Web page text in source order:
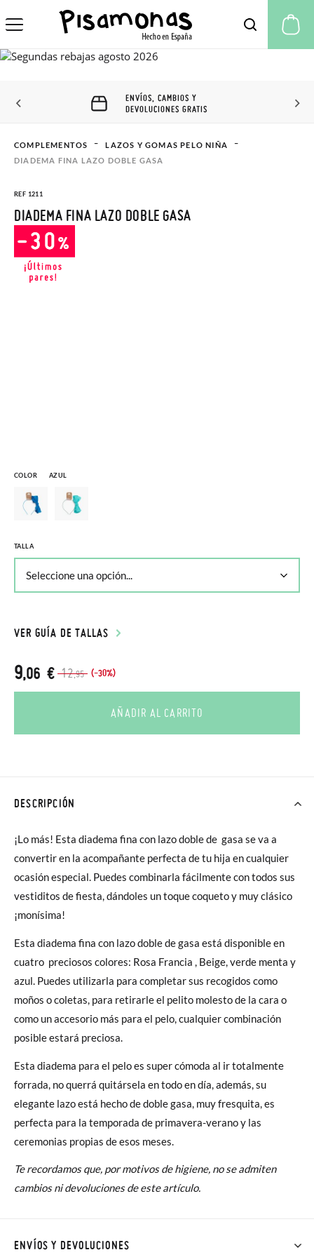
ENVÍOS, CAMBIOS Y
DEVOLUCIONES GRATIS
COMPLEMENTOS
LAZOS Y GOMAS PELO NIÑA
DIADEMA FINA LAZO DOBLE GASA
REF 1211
DIADEMA FINA LAZO DOBLE GASA
COLOR AZUL
TALLA
VER GUÍA DE TALLAS
12,95 (-30%)
9,06 €
AÑADIR AL CARRITO
DESCRIPCIÓN
¡Lo más! Esta diadema fina con lazo doble de gasa se va a
convertir en la acompañante perfecta de tu hija en cualquier
ocasión especial. Puedes combinarla fácilmente con todos sus
vestiditos de fiesta, dándoles un toque coqueto y muy clásico
¡monísima!
Esta diadema fina con lazo doble de gasa está disponible en
cuatro preciosos colores: Rosa Francia , Beige, verde menta y
azul. Puedes utilizarla para completar sus recogidos como
moños o coletas, para retirarle el pelito molesto de la cara o
como un accesorio más para el pelo, cualquier combinación
posible estará preciosa.
Esta diadema para el pelo es super cómoda al ir totalmente
forrada, no querrá quitársela en todo en día, además, su
elegante lazo está hecho de doble gasa, muy fresquita, es
perfecta para la temporada de primavera-verano y las
ceremonias propias de esos meses.
Te recordamos que, por motivos de higiene, no se admiten
cambios ni devoluciones de este artículo.
ENVÍOS Y DEVOLUCIONES